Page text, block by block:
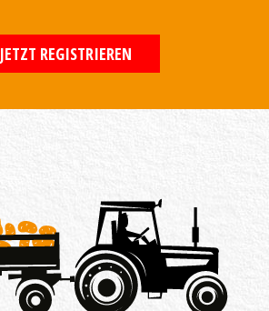
JETZT REGISTRIEREN